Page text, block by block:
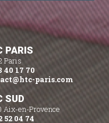
PARIS
Paris
40 17 70
paris.com
SUD
Aix-en-Provence
52 04 74